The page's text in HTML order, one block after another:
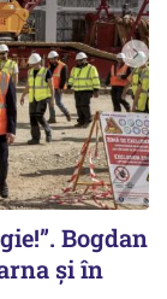
Bogdan
și în